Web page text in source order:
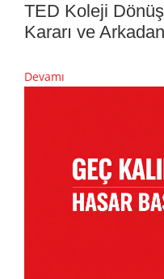
TED Koleji
Kararı ve
Devamı